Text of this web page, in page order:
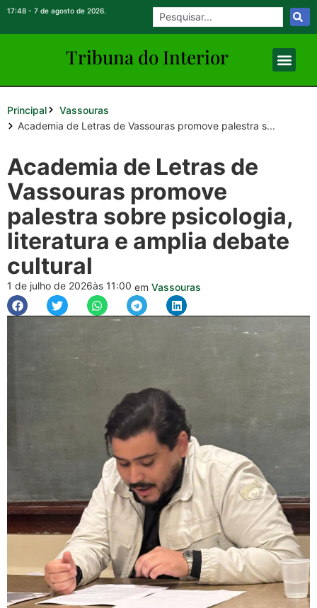
17:48 - 7 de agosto de 2026.
Tribuna do Interior
Principal
Vassouras
Academia de Letras de Vassouras promove palestra s...
Academia de Letras de
Vassouras promove
palestra sobre psicologia,
literatura e amplia debate
cultural
1 de julho de 2026às 11:00 em Vassouras